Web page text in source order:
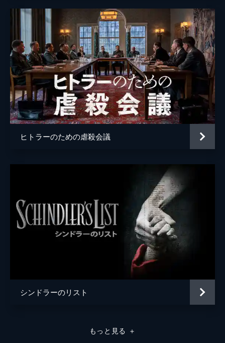
音楽 ハンス・ジマー
エマ・トーマス
クリストファー・ノーラン
ヒトラーのための虐殺会議
シンドラーのリスト
もっと見る ＋